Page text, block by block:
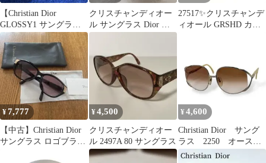
【Christian Dior
GLOSSY1 サングラ
ス】
クリスチャンディオー
ル サングラス Dior マ
ドラージュグラデーシ
27517✨クリスチャンデ
ィオール GRSHD カナ
¥7,777
【中古】Christian Dior
サングラス ロゴブラッ
¥4,500
クリスチャンディオー
ル 2497A 80 サングラス
¥ 4,600
Christian Dior サング
ラス 2250 オースト
ラリア製